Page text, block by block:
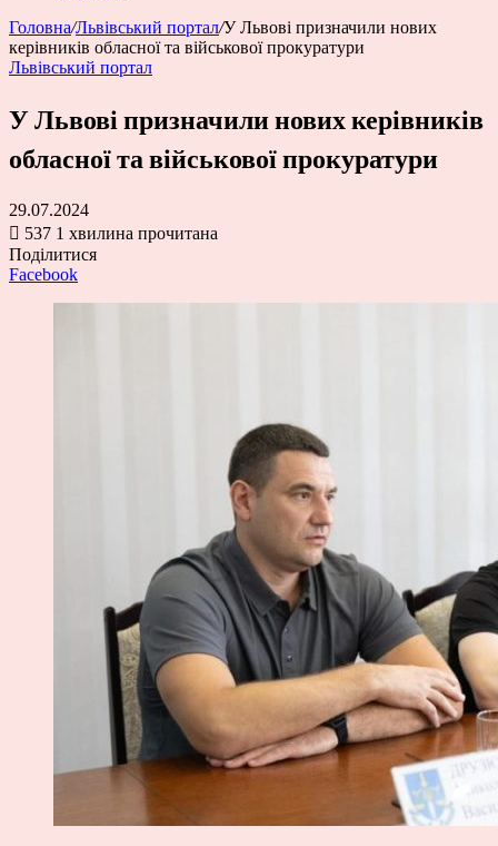
Головна/Львівський портал/У Львові призначили нових
керівників обласної та військової прокуратури
Львівський портал
У Львові призначили нових керівників
обласної та військової прокуратури
29.07.2024
537 1 хвилина прочитана
Поділитися
Facebook